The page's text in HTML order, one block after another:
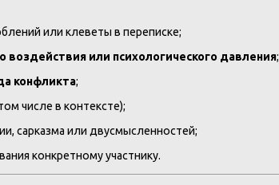
или клеветы в переписке;
воздействия или психологического давления;
конфликта;
числе в контексте);
сарказма или двусмысленностей;
конкретному участнику.